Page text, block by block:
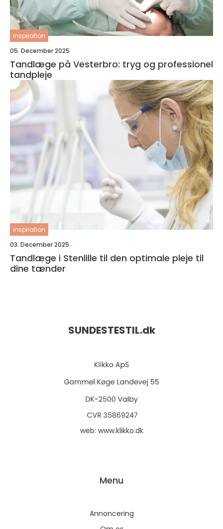
inspiration
05. December 2025
Tandlæge på Vesterbro: tryg og professionel
tandpleje
inspiration
03. December 2025
Tandlæge i Stenlille til den optimale pleje til
dine tænder
SUNDESTESTIL.dk
web: www.klikko.dk
Menu
Annoncering